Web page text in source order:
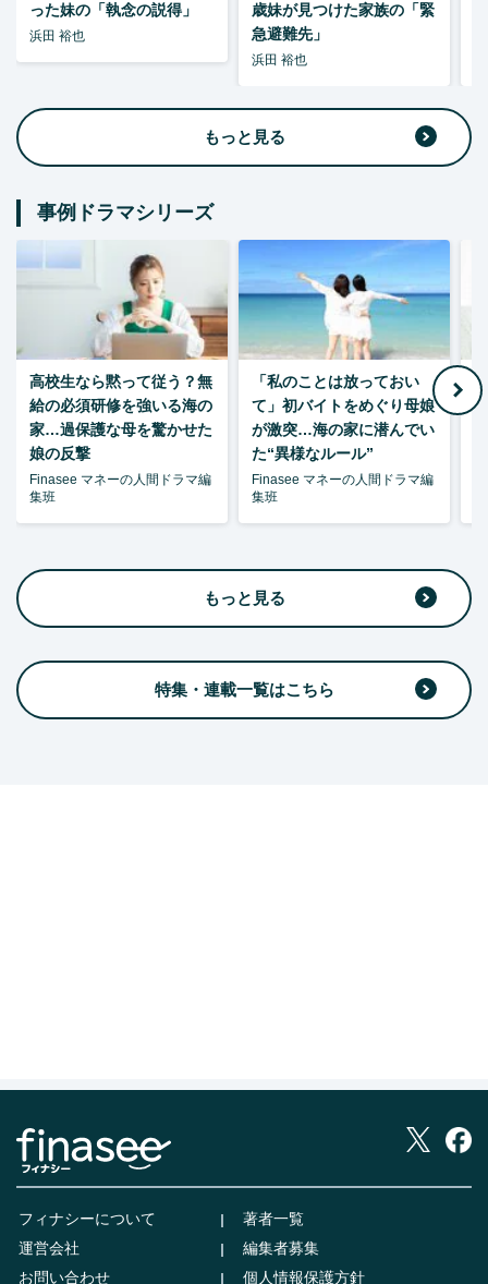
った妹の「執念の説得」
浜田 裕也
歳妹が見つけた家族の「緊
急避難先」
浜田 裕也
もっと見る
事例ドラマシリーズ
高校生なら黙って従う？無
給の必須研修を強いる海の
家…過保護な母を驚かせた
娘の反撃
Finasee マネーの人間ドラマ編
集班
「私のことは放っておい
て」初バイトをめぐり母娘
が激突…海の家に潜んでい
た“異様なルール”
Finasee マネーの人間ドラマ編
集班
もっと見る
特集・連載一覧はこちら
フィナシーについて
著者一覧
運営会社
編集者募集
お問い合わせ
個人情報保護方針